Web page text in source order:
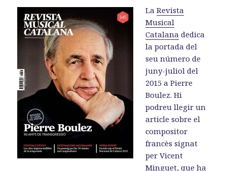
c
e
b
o
o
s
t
o
d
o
n
l
e
g
r
a
m
LaRevista
Musical
Catalana dedica
la portada del
seu número de
juny-juliol del
2015 a Pierre
Boulez. Hi
podreu llegir un
article sobre el
compositor
francès signat
per Vicent
Minguet, que ha